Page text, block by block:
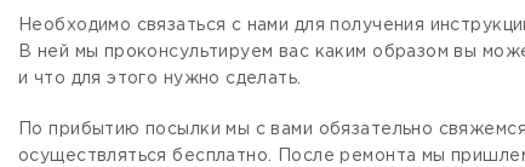
Необходимо связаться с нами для получения
В ней мы проконсультируем вас каким образом вы
и что для этого нужно сделать.
По прибытию посылки мы с вами обязательно
осуществляться бесплатно. После ремонта мы